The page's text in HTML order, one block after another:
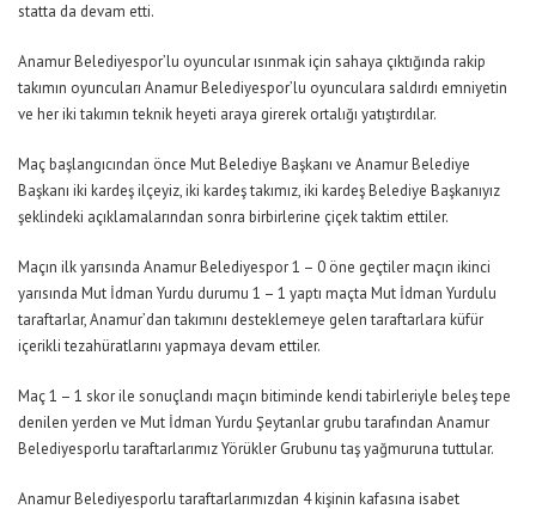
statta da devam etti.
Anamur Belediyespor’lu oyuncular ısınmak için sahaya çıktığında rakip
takımın oyuncuları Anamur Belediyespor’lu oyunculara saldırdı emniyetin
ve her iki takımın teknik heyeti araya girerek ortalığı yatıştırdılar.
Maç başlangıcından önce Mut Belediye Başkanı ve Anamur Belediye
Başkanı iki kardeş ilçeyiz, iki kardeş takımız, iki kardeş Belediye Başkanıyız
şeklindeki açıklamalarından sonra birbirlerine çiçek taktim ettiler.
Maçın ilk yarısında Anamur Belediyespor 1 – 0 öne geçtiler maçın ikinci
yarısında Mut İdman Yurdu durumu 1 – 1 yaptı maçta Mut İdman Yurdulu
taraftarlar, Anamur’dan takımını desteklemeye gelen taraftarlara küfür
içerikli tezahüratlarını yapmaya devam ettiler.
Maç 1 – 1 skor ile sonuçlandı maçın bitiminde kendi tabirleriyle beleş tepe
denilen yerden ve Mut İdman Yurdu Şeytanlar grubu tarafından Anamur
Belediyesporlu taraftarlarımız Yörükler Grubunu taş yağmuruna tuttular.
Anamur Belediyesporlu taraftarlarımızdan 4 kişinin kafasına isabet